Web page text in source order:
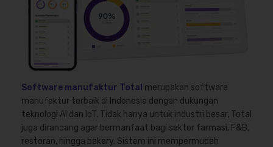
Software manufaktur Total merupakan software
manufaktur terbaik di Indonesia dengan dukungan
teknologi AI dan IoT. Tidak hanya untuk industri besar, Total
juga dirancang agar bermanfaat bagi sektor farmasi, F&B,
restoran, hingga bakery. Sistem ini mempermudah